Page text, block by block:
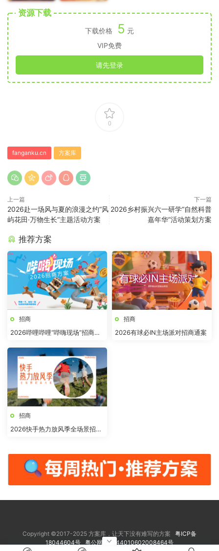
资源下载
下载价格 5 元
VIP免费
请先登录
0
fanganku.cn 方案库
上一篇
2026赴一场风与夏的浪漫之约“风
屿花田·万物生长“主题活动方案
下一篇
2026乡村振兴六一研学“自然科普
嘉年华”活动策划方案
推荐方案
招商
2026哔哩哔哩“哔嗨现场”招商方
招商
2026有球必IN主场派对招商通案
招商
2026快手热力放风季全场景招商
Copyright ©2017-2025 方案库，让天下没有难写的方案 粤ICP备
18044604号 粤公网安备 44010602008464号